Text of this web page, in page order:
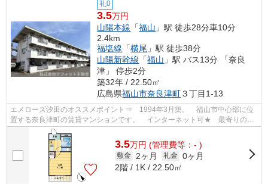
礼0
3.5万円
山陽本線 「福山 」駅 徒歩28分車10分
2.4km
福塩線 「横尾 」駅 徒歩38分
山陽新幹線 「福山 」駅 バス13分 「奈良
津」 停歩2分
築32年 / 22.50㎡
広島県福山市奈良津町３丁目1-13
エメローズ汐田のオススメポイント⇒ 1994年3月築。 福山市中心部に位
置する奈良津町の賃貸マンションです。 インターネット可★ 最寄りのコ
ンビニエンスストアまで徒歩約3分！！ ...
3.5万円 (管理費等：- )
敷金 2ヶ月 礼金 0ヶ月
2階 / 1K / 22.50㎡